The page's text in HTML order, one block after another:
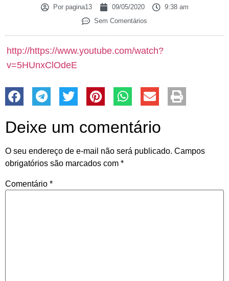
Porpagina13 09/05/2020
9:38 am
Sem Comentários
http://https://www.youtube.com/watch?
v=5HUnxClOdeE
Deixe um comentário
O seu endereço de e-mail não será publicado. Campos
obrigatórios são marcados com *
Comentário *